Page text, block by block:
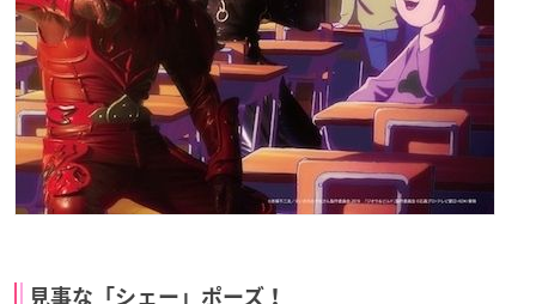
見事な「シェー」ポーズ！